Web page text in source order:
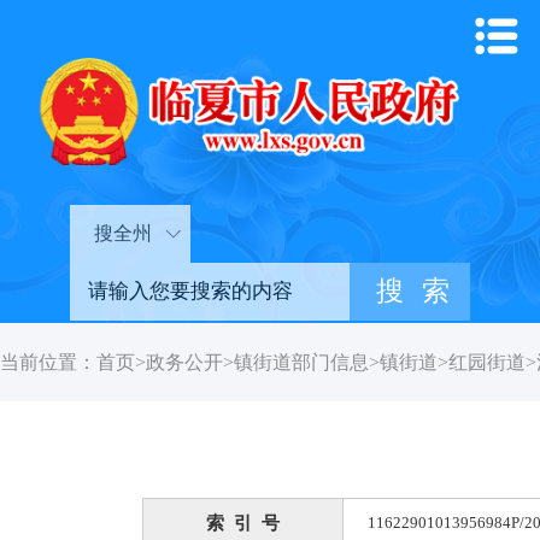
搜全州
当前位置： 首页>政务公开>镇街道部门信息>镇街道>红园街道>
索 引 号 11622901013956984P/